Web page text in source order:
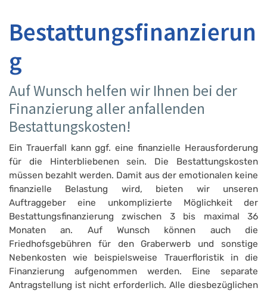
Bestattungsfinanzierun
g
Auf Wunsch helfen wir Ihnen bei der
Finanzierung aller anfallenden
Bestattungskosten!
Ein Trauerfall kann ggf. eine finanzielle Herausforderung
für die Hinterbliebenen sein. Die Bestattungskosten
müssen bezahlt werden. Damit aus der emotionalen keine
finanzielle Belastung wird, bieten wir unseren
Auftraggeber eine unkomplizierte Möglichkeit der
Bestattungsfinanzierung zwischen 3 bis maximal 36
Monaten an. Auf Wunsch können auch die
Friedhofsgebühren für den Graberwerb und sonstige
Nebenkosten wie beispielsweise Trauerfloristik in die
Finanzierung aufgenommen werden. Eine separate
Antragstellung ist nicht erforderlich. Alle diesbezüglichen